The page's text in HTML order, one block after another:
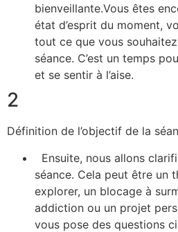
bienveillante.Vous êtes
état d’esprit du moment,
tout ce que vous
séance. C’est un temps
et se sentir à l’aise.
2
Définition de l’objectif de la
Ensuite, nous allons
séance. Cela peut être un
explorer, un blocage à
addiction ou un projet
vous pose des questions